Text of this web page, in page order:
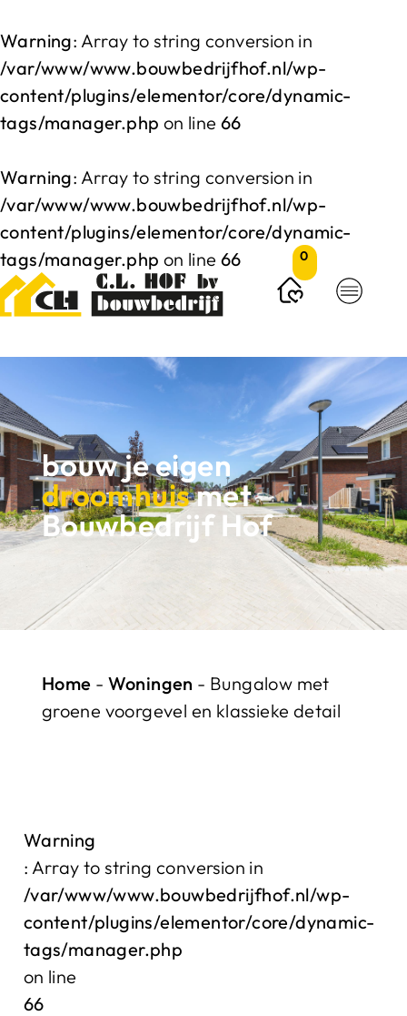
Warning: Array to string conversion in
/var/www/www.bouwbedrijfhof.nl/wp-
content/plugins/elementor/core/dynamic-
tags/manager.php on line66
Warning: Array to string conversion in
/var/www/www.bouwbedrijfhof.nl/wp-
content/plugins/elementor/core/dynamic-
tags/manager.php on line66 0
bouw je eigen
droomhuismet
Bouwbedrijf Hof
Home - Woningen - Bungalow met
groene voorgevel en klassieke detail
Warning
: Array to string conversion in
/var/www/www.bouwbedrijfhof.nl/wp-
content/plugins/elementor/core/dynamic-
tags/manager.php
on line
66